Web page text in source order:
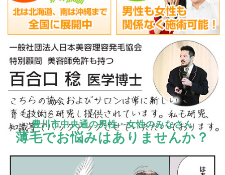
豊川市中央通の男性・女性のみなさん
薄毛でお悩みはありませんか？